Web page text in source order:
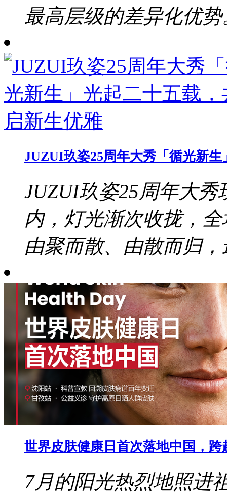
最高层级的差异化优势
JUZUI玖姿25周年大秀「循光新
JUZUI玖姿25周年大秀
内，灯光渐次收拢，
由聚而散、由散而归
世界皮肤健康日首次落地中国，
7月的阳光热烈地照进